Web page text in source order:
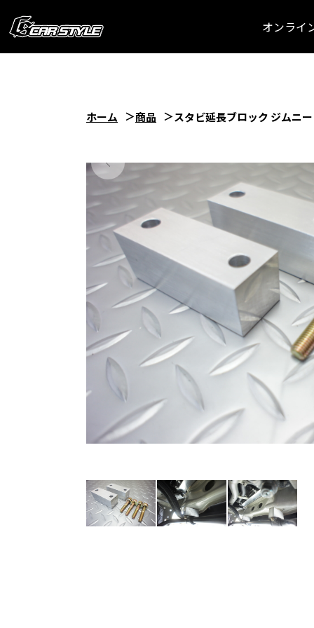
オンライ
ホーム 商品 スタビ延長ブロック ジムニ